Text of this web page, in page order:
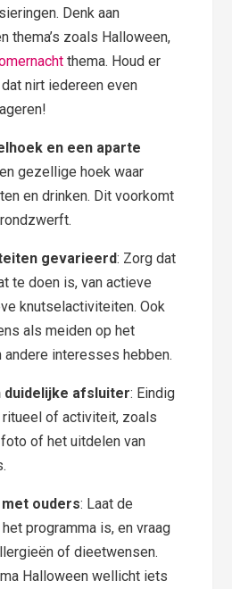
Denk aan
thema’s zoals Halloween,
thema. Houd er
nirt iedereen even
en een aparte
gezellige hoek waar
en drinken. Dit voorkomt
gevarieerd: Zorg dat
te doen is, van actieve
knutselactiviteiten. Ook
als meiden op het
interesses hebben.
duidelijke afsluiter: Eindig
of activiteit, zoals
of het uitdelen van
met ouders: Laat de
programma is, en vraag
of dieetwensen.
Halloween wellicht iets